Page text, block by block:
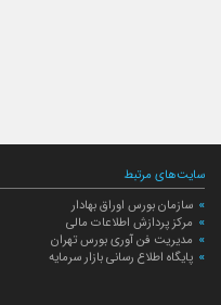
سایت‌های مرتبط
سازمان بورس اوراق بهادار
مرکز پردازش اطلاعات مالی
مدیریت فن آوری بورس تهران
پایگاه اطلاع رسانی بازار سرمایه